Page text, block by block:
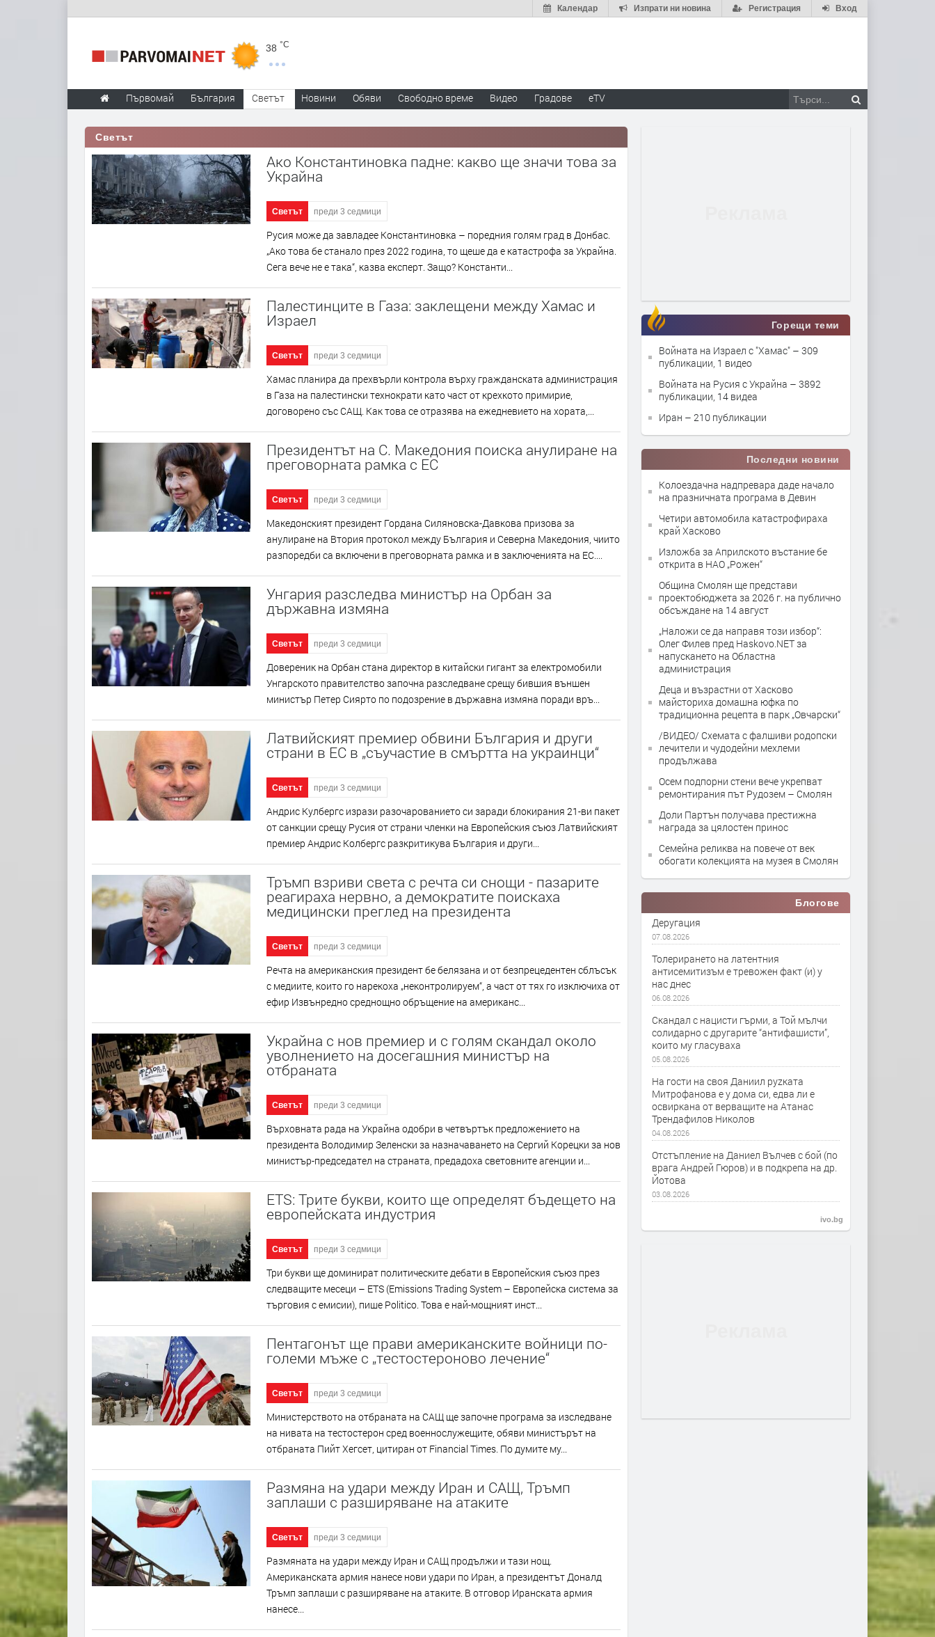
Вход
Регистрация
Изпрати ни новина
Календар
38 °C
Първомай България Светът Новини Обяви Свободно време Видео Градове eTV
Светът
Ако Константиновка падне: какво ще значи това за
Украйна
Светът преди 3 седмици
Русия може да завладее Константиновка – поредния голям град в Донбас.
„Ако това бе станало през 2022 година, то щеше да е катастрофа за Украйна.
Сега вече не е така“, казва експерт. Защо? Константи...
Палестинците в Газа: заклещени между Хамас и
Израел
Светът преди 3 седмици
Хамас планира да прехвърли контрола върху гражданската администрация
в Газа на палестински технократи като част от крехкото примирие,
договорено със САЩ. Как това се отразява на ежедневието на хората,...
Президентът на С. Македония поиска анулиране на
преговорната рамка с ЕС
Светът преди 3 седмици
Македонският президент Гордана Силяновска-Давкова призова за
анулиране на Втория протокол между България и Северна Македония, чиито
разпоредби са включени в преговорната рамка и в заключенията на ЕС....
Унгария разследва министър на Орбан за
държавна измяна
Светът преди 3 седмици
Довереник на Орбан стана директор в китайски гигант за електромобили
Унгарското правителство започна разследване срещу бившия външен
министър Петер Сиярто по подозрение в държавна измяна поради връ...
Латвийският премиер обвини България и други
страни в ЕС в „съучастие в смъртта на украинци“
Светът преди 3 седмици
Андрис Кулбергс изрази разочарованието си заради блокирания 21-ви пакет
от санкции срещу Русия от страни членки на Европейския съюз Латвийският
премиер Андрис Колбергс разкритикува България и други...
Тръмп взриви света с речта си снощи - пазарите
реагираха нервно, а демократите поискаха
медицински преглед на президента
Светът преди 3 седмици
Речта на американския президент бе белязана и от безпрецедентен сблъсък
с медиите, които го нарекоха „неконтролируем“, а част от тях го изключиха от
ефир Извънредно среднощно обръщение на американс...
Украйна с нов премиер и с голям скандал около
уволнението на досегашния министър на
отбраната
Светът преди 3 седмици
Върховната рада на Украйна одобри в четвъртък предложението на
президента Володимир Зеленски за назначаването на Сергий Корецки за нов
министър-председател на страната, предадоха световните агенции и...
ETS: Трите букви, които ще определят бъдещето на
европейската индустрия
Светът преди 3 седмици
Три букви ще доминират политическите дебати в Европейския съюз през
следващите месеци – ETS (Emissions Trading System – Европейска система за
търговия с емисии), пише Politico. Това е най-мощният инст...
Пентагонът ще прави американските войници по-
големи мъже с „тестостероново лечение“
Светът преди 3 седмици
Министерството на отбраната на САЩ ще започне програма за изследване
на нивата на тестостерон сред военнослужещите, обяви министърът на
отбраната Пийт Хегсет, цитиран от Financial Times. По думите му...
Размяна на удари между Иран и САЩ, Тръмп
заплаши с разширяване на атаките
Светът преди 3 седмици
Размяната на удари между Иран и САЩ продължи и тази нощ.
Американската армия нанесе нови удари по Иран, а президентът Доналд
Тръмп заплаши с разширяване на атаките. В отговор Иранската армия
нанесе...
Горещи теми
Войната на Израел с "Хамас" – 309
публикации, 1 видео
Войната на Русия с Украйна – 3892
публикации, 14 видеа
Иран – 210 публикации
Последни новини
Колоездачна надпревара даде начало
на празничната програма в Девин
Четири автомобила катастрофираха
край Хасково
Изложба за Априлското въстание бе
открита в НАО „Рожен“
Община Смолян ще представи
проектобюджета за 2026 г. на публично
обсъждане на 14 август
„Наложи се да направя този избор“:
Олег Филев пред Haskovo.NET за
напускането на Областна
администрация
Деца и възрастни от Хасково
майсториха домашна юфка по
традиционна рецепта в парк „Овчарски“
/ВИДЕО/ Схемата с фалшиви родопски
лечители и чудодейни мехлеми
продължава
Осем подпорни стени вече укрепват
ремонтирания път Рудозем – Смолян
Доли Партън получава престижна
награда за цялостен принос
Семейна реликва на повече от век
обогати колекцията на музея в Смолян
Блогове
Деругация
07.08.2026
Толерирането на латентния
антисемитизъм е тревожен факт (и) у
нас днес
06.08.2026
Скандал с нацисти гърми, а Той мълчи
солидарно с другарите “антифашисти”,
които му гласуваха
05.08.2026
На гости на своя Даниил руzката
Митрофанова е у дома си, едва ли е
освиркана от верващите на Атанас
Трендафилов Николов
04.08.2026
Отстъпление на Даниел Вълчев с бой (по
врага Андрей Гюров) и в подкрепа на др.
Йотова
03.08.2026
ivo.bg